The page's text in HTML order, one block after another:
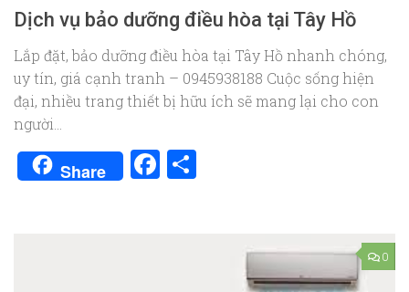
Dịch vụ bảo dưỡng điều hòa tại Tây Hồ
Lắp đặt, bảo dưỡng điều hòa tại Tây Hồ nhanh chóng,
uy tín, giá cạnh tranh – 0945938188 Cuộc sống hiện
đại, nhiều trang thiết bị hữu ích sẽ mang lại cho con
người...
Share Facebook
0